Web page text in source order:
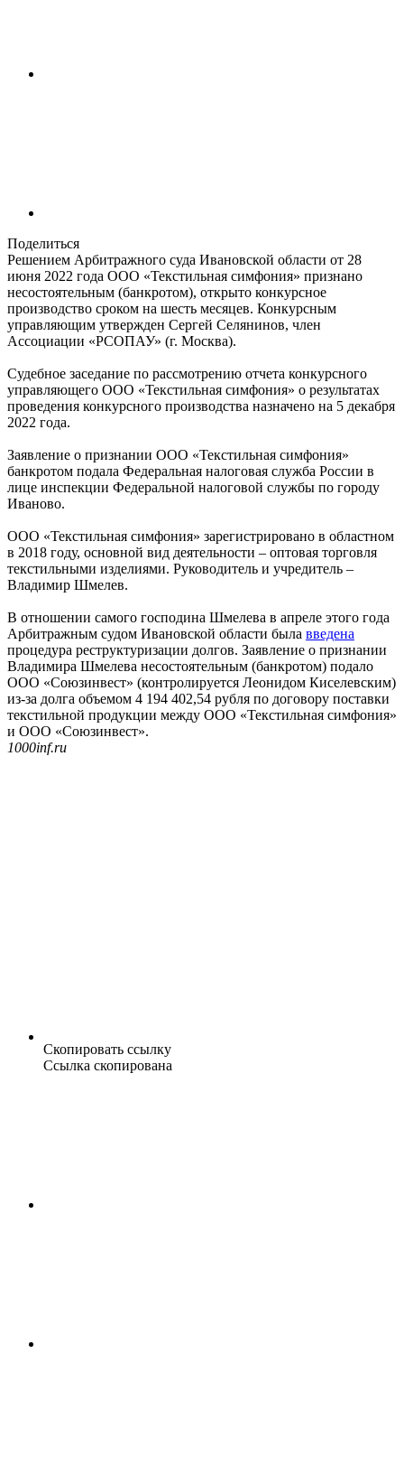
Поделиться
Решением Арбитражного суда Ивановской области от 28
июня 2022 года ООО «Текстильная симфония» признано
несостоятельным (банкротом), открыто конкурсное
производство сроком на шесть месяцев. Конкурсным
управляющим утвержден Сергей Селянинов, член
Ассоциации «РСОПАУ» (г. Москва).
Судебное заседание по рассмотрению отчета конкурсного
управляющего ООО «Текстильная симфония» о результатах
проведения конкурсного производства назначено на 5 декабря
2022 года.
Заявление о признании ООО «Текстильная симфония»
банкротом подала Федеральная налоговая служба России в
лице инспекции Федеральной налоговой службы по городу
Иваново.
ООО «Текстильная симфония» зарегистрировано в областном
в 2018 году, основной вид деятельности – оптовая торговля
текстильными изделиями. Руководитель и учредитель –
Владимир Шмелев.
В отношении самого господина Шмелева в апреле этого года
Арбитражным судом Ивановской области была введена
процедура реструктуризации долгов. Заявление о признании
Владимира Шмелева несостоятельным (банкротом) подало
ООО «Союзинвест» (контролируется Леонидом Киселевским)
из-за долга объемом 4 194 402,54 рубля по договору поставки
текстильной продукции между ООО «Текстильная симфония»
и ООО «Союзинвест».
1000inf.ru
Скопировать ссылку
Ссылка скопирована